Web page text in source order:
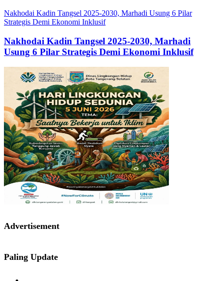
Nakhodai Kadin Tangsel 2025-2030, Marhadi Usung 6 Pilar
Strategis Demi Ekonomi Inklusif
Nakhodai Kadin Tangsel 2025-2030, Marhadi
Usung 6 Pilar Strategis Demi Ekonomi Inklusif
Advertisement
Paling Update